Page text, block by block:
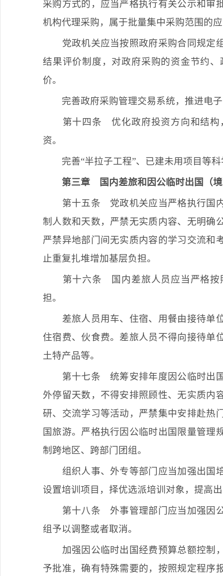
采购方式的，应当严格执行有关公示和审
机构代理采购，属于批量集中采购范围的
党政机关应当按照政府采购合同规定
结果评价制度，对政府采购的资金节约
价。
完善政府采购管理交易系统，推进电
第十四条 优化政府投资方向和结构
资。
完善“半拉子工程”、已建未用项目等
第三章 国内差旅和因公临时出国（
第十五条 党政机关应当严格执行国
制人数和天数，严禁无实质内容、无明确
严禁异地部门间无实质内容的学习交流和
止重复扎堆增加基层负担。
第十六条 国内差旅人员应当严格按
担。
差旅人员用车、住宿、用餐由接待单
住宿费、伙食费。差旅人员不得向接待单
土特产品等。
第十七条 统筹安排年度因公临时出
外停留天数，不得安排照顾性、无实质内
研、交流学习等活动，严禁集中安排赴热
国旅游。严格执行因公临时出国限量管理
制跨地区、跨部门团组。
组织人事、外专等部门应当加强出国
设置培训项目，择优选派培训对象，提高
第十八条 外事管理部门应当加强因
组予以调整或者取消。
加强因公临时出国经费预算总额控制
予批准，确有特殊需要的，按照规定程序